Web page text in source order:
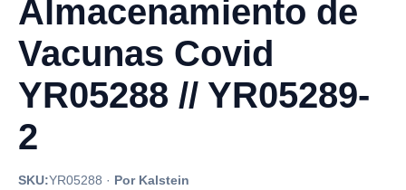
Almacenamiento de
Vacunas Covid
YR05288 // YR05289-
2
SKU:YR05288 · Por Kalstein